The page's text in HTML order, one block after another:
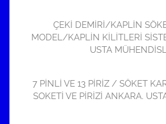
ÇEKİ DEMİRİ/KAPLİN
MODEL/KAPLİN KİLİTLERİ
USTA
7 PİNLİ VE 13 PİRİZ / SÖKET
SOKETİ VE PİRİZİ ANKARA.